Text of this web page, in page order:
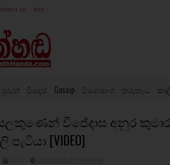
US RSS
පුවත් විදෙස් Gossip විශේෂාංග තරුකැට
විජේදාස අනුර
පැටියා [VIDEO]